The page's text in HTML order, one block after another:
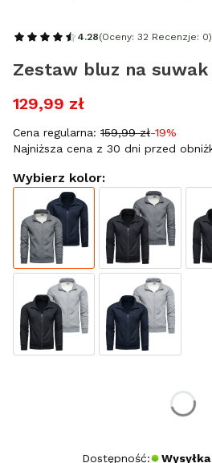
4.28(Oceny: 32 Recenzje: 0)
Zestaw bluz na
129,99 zł
Cena regularna: 159,99 zł-19%
Najniższa cena z 30 dni przed
Wybierz kolor:
Dostępność: